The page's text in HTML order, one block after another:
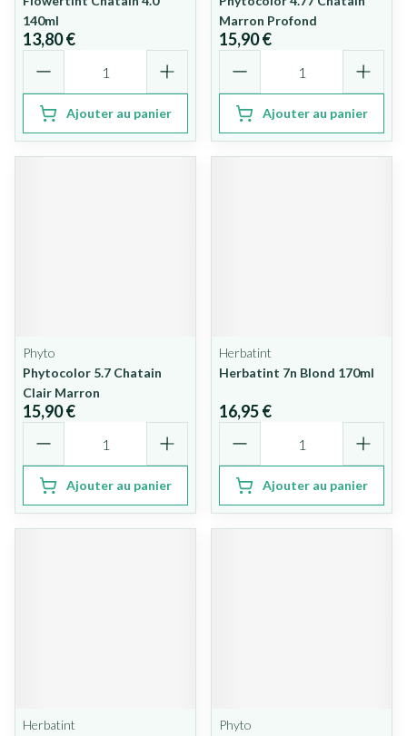
140ml
13,80 €
Ajouter au panier
Marron Profond
15,90 €
Ajouter au panier
Phyto
Phytocolor 5.7 Chatain
Clair Marron
15,90 €
Ajouter au panier
Herbatint
Herbatint 7n Blond 170ml
16,95 €
Ajouter au panier
Herbatint
Phyto